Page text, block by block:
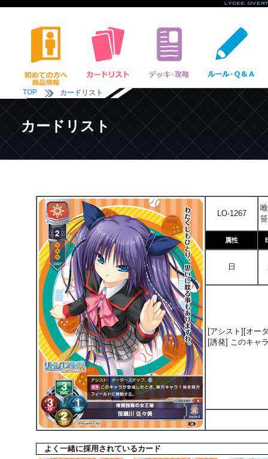
TOP カードリスト
カードリスト
LO-1267
属性
日
[アシスト][オー
[誘発] このキャ
よく一緒に採用されているカード